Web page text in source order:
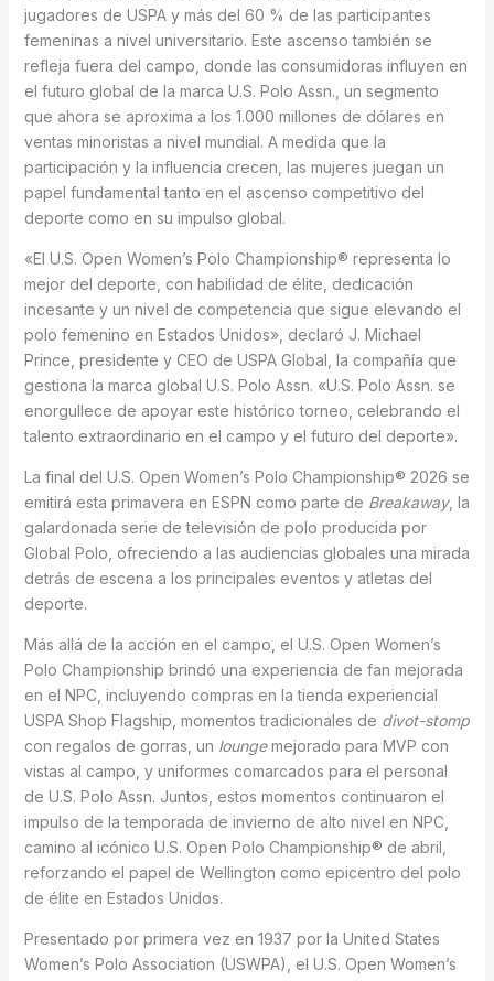
jugadores de USPA y más del 60 % de las participantes
femeninas a nivel universitario. Este ascenso también se
refleja fuera del campo, donde las consumidoras influyen en
el futuro global de la marca U.S. Polo Assn., un segmento
que ahora se aproxima a los 1.000 millones de dólares en
ventas minoristas a nivel mundial. A medida que la
participación y la influencia crecen, las mujeres juegan un
papel fundamental tanto en el ascenso competitivo del
deporte como en su impulso global.
«El U.S. Open Women’s Polo Championship® representa lo
mejor del deporte, con habilidad de élite, dedicación
incesante y un nivel de competencia que sigue elevando el
polo femenino en Estados Unidos», declaró J. Michael
Prince, presidente y CEO de USPA Global, la compañía que
gestiona la marca global U.S. Polo Assn. «U.S. Polo Assn. se
enorgullece de apoyar este histórico torneo, celebrando el
talento extraordinario en el campo y el futuro del deporte».
La final del U.S. Open Women’s Polo Championship® 2026 se
emitirá esta primavera en ESPN como parte de Breakaway, la
galardonada serie de televisión de polo producida por
Global Polo, ofreciendo a las audiencias globales una mirada
detrás de escena a los principales eventos y atletas del
deporte.
Más allá de la acción en el campo, el U.S. Open Women’s
Polo Championship brindó una experiencia de fan mejorada
en el NPC, incluyendo compras en la tienda experiencial
USPA Shop Flagship, momentos tradicionales de divot-stomp
con regalos de gorras, un loungemejorado para MVP con
vistas al campo, y uniformes comarcados para el personal
de U.S. Polo Assn. Juntos, estos momentos continuaron el
impulso de la temporada de invierno de alto nivel en NPC,
camino al icónico U.S. Open Polo Championship® de abril,
reforzando el papel de Wellington como epicentro del polo
de élite en Estados Unidos.
Presentado por primera vez en 1937 por la United States
Women’s Polo Association (USWPA), el U.S. Open Women’s